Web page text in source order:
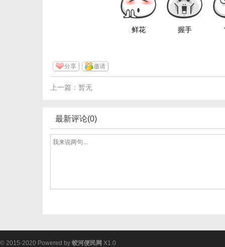
鲜花 握手
分享 邀请
上一篇：暂无
最新评论(0)
© 2015-2020 Powered by 蛟河便民网 X1.0